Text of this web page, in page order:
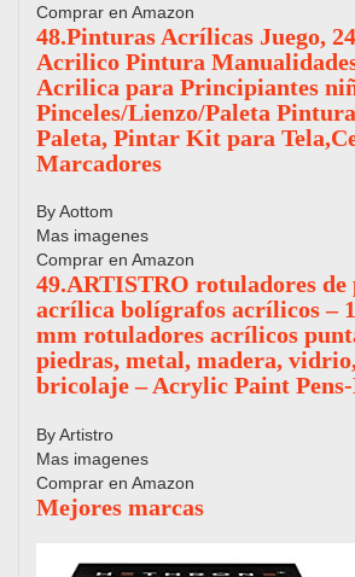
Comprar en Amazon
48.Pinturas Acrílicas Juego,
Acrilico Pintura
Acrilica para Principiantes
Pinceles/Lienzo/Paleta
Paleta, Pintar Kit para
Marcadores
By Aottom
Mas imagenes
Comprar en Amazon
49.ARTISTRO rotuladores
acrílica bolígrafos acrílicos –
mm rotuladores acrílicos
piedras, metal, madera,
bricolaje – Acrylic Paint
By Artistro
Mas imagenes
Comprar en Amazon
Mejores marcas